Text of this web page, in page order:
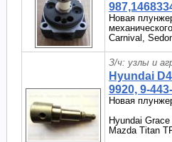
Новая
Carnival,
З/ч: узлы и
Hyundai
9920, 9-
Новая
Hyundai
Mazda Titan